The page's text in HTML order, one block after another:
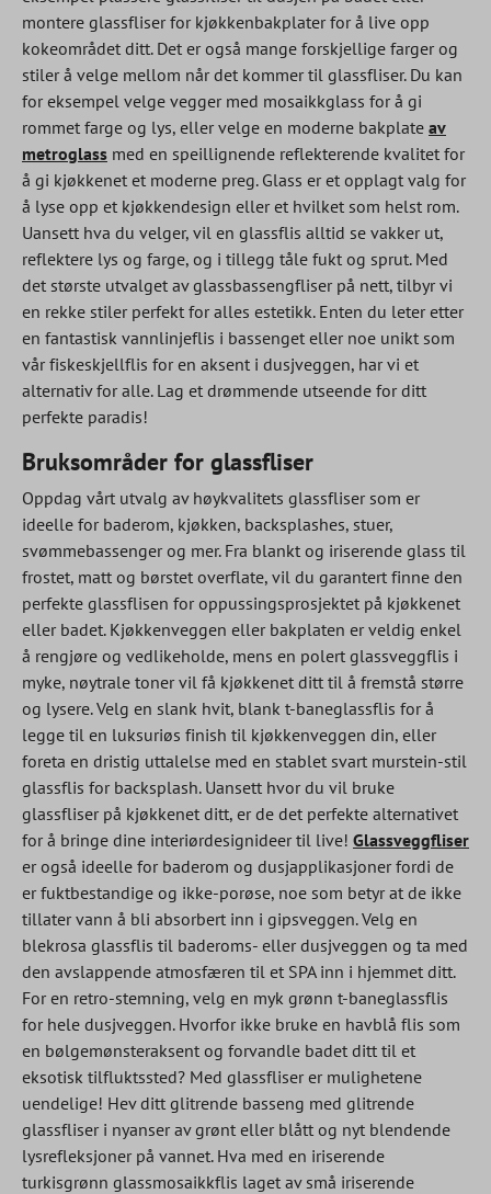
montere glassfliser for kjøkkenbakplater for å live opp
kokeområdet ditt. Det er også mange forskjellige farger og
stiler å velge mellom når det kommer til glassfliser. Du kan
for eksempel velge vegger med mosaikkglass for å gi
rommet farge og lys, eller velge en moderne bakplate av
metroglass med en speillignende reflekterende kvalitet for
å gi kjøkkenet et moderne preg. Glass er et opplagt valg for
å lyse opp et kjøkkendesign eller et hvilket som helst rom.
Uansett hva du velger, vil en glassflis alltid se vakker ut,
reflektere lys og farge, og i tillegg tåle fukt og sprut. Med
det største utvalget av glassbassengfliser på nett, tilbyr vi
en rekke stiler perfekt for alles estetikk. Enten du leter etter
en fantastisk vannlinjeflis i bassenget eller noe unikt som
vår fiskeskjellflis for en aksent i dusjveggen, har vi et
alternativ for alle. Lag et drømmende utseende for ditt
perfekte paradis!
Bruksområder for glassfliser
Oppdag vårt utvalg av høykvalitets glassfliser som er
ideelle for baderom, kjøkken, backsplashes, stuer,
svømmebassenger og mer. Fra blankt og iriserende glass til
frostet, matt og børstet overflate, vil du garantert finne den
perfekte glassflisen for oppussingsprosjektet på kjøkkenet
eller badet. Kjøkkenveggen eller bakplaten er veldig enkel
å rengjøre og vedlikeholde, mens en polert glassveggflis i
myke, nøytrale toner vil få kjøkkenet ditt til å fremstå større
og lysere. Velg en slank hvit, blank t-baneglassflis for å
legge til en luksuriøs finish til kjøkkenveggen din, eller
foreta en dristig uttalelse med en stablet svart murstein-stil
glassflis for backsplash. Uansett hvor du vil bruke
glassfliser på kjøkkenet ditt, er de det perfekte alternativet
for å bringe dine interiørdesignideer til live! Glassveggfliser
er også ideelle for baderom og dusjapplikasjoner fordi de
er fuktbestandige og ikke-porøse, noe som betyr at de ikke
tillater vann å bli absorbert inn i gipsveggen. Velg en
blekrosa glassflis til baderoms- eller dusjveggen og ta med
den avslappende atmosfæren til et SPA inn i hjemmet ditt.
For en retro-stemning, velg en myk grønn t-baneglassflis
for hele dusjveggen. Hvorfor ikke bruke en havblå flis som
en bølgemønsteraksent og forvandle badet ditt til et
eksotisk tilfluktssted? Med glassfliser er mulighetene
uendelige! Hev ditt glitrende basseng med glitrende
glassfliser i nyanser av grønt eller blått og nyt blendende
lysrefleksjoner på vannet. Hva med en iriserende
turkisgrønn glassmosaikkflis laget av små iriserende